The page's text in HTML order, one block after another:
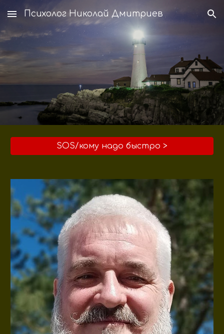
Skip to main content Skip to navigation
Психолог Николай Дмитриев
SOS/кому надо быстро >